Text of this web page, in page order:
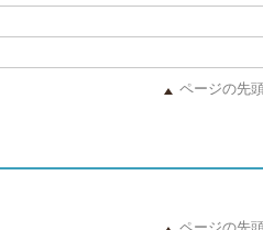
ページの先